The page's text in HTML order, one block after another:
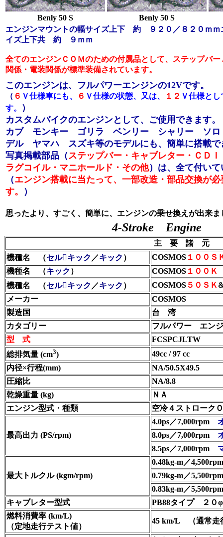
Benly 50 S
Benly 50 S
エンジンマウントの幅サイズ上下 約 ９２０／８２０ｍｍ
イズ上下共 約 ９ｍｍ
全てのエンジンＣＯＭのための付属品として、ステップバー
関係・電装関係が標準装備されています。
このエンジンは、フルパワーエンジンの12Vです。
（ ６ Ｖ仕様車にも、 ６ Ｖ仕様の状態、又は、 １２ Ｖ仕様と
す。
）
カスタムバイクのエンジンとして、ご使用できます。
カブ モンキー ゴリラ ベンリー シャリー ソ
デル ヤマハ スズキ等のモデルにも、簡単に搭載で
写真掲載部品（ステップバー・キャブレター・ＣＤ
ラグコイル・マニホールド・その他）は、全て付いて
（エンジン搭載に当たって、一部改造・部品交換が
す。 ）
思ったより、すごく、簡単に、エンジンの乗せ換えが出来ま
4-Stroke Engine
主 要 諸 元
機種名 （セルキック ／キック ） COSMOS １００Ｓ
機種名 （キック ） COSMOS １００Ｋ
機種名 （セルキック ／キック ） COSMOS ５０ＳＫ
メーカー
COSMOS
製造国
台 湾
カタゴリー
フルパワー エン
型 式
FCSPCJLTW
総排気量 (cm3)
49cc / 97 cc
内径×行程(mm)
NA/50.5X49.5
圧縮比
NA/8.8
乾燥重量 (kg)
ＮＡ
エンジン型式・種類
空冷４ストローク
最高出力 (PS/rpm)
4.0ps／7,000rpm
8.0ps／7,000rpm
8.5ps／7,000rpm
最大トルクル (kgm/rpm)
0.48kg-m／
0.79kg-m／
0.83kg-m／5,500rpm
キャブレター型式
PB88タイプ
２０φ
燃料消費率 (km/L)
（定地走行テスト値）
45 km/L （通常